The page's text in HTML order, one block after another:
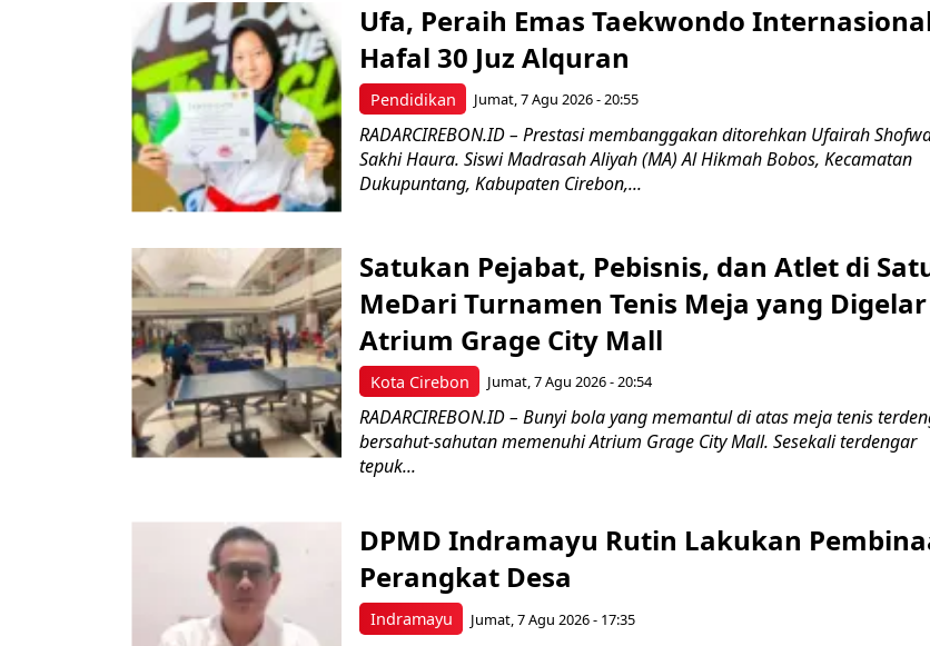
Pendidikan
Ufa, Peraih Emas Taekwondo
Hafal 30 Juz Alquran
Jumat, 7 Agu 2026 - 20:55
RADARCIREBON.ID – Prestasi membanggakan ditorehkan Ufairah
Sakhi Haura. Siswi Madrasah Aliyah (MA) Al Hikmah Bobos, Kecamatan
Dukupuntang, Kabupaten Cirebon,...
Kota Cirebon
Satukan Pejabat, Pebisnis, dan Atlet di
MeDari Turnamen Tenis Meja yang
Atrium Grage City Mall
Jumat, 7 Agu 2026 - 20:54
RADARCIREBON.ID – Bunyi bola yang memantul di atas meja tenis
bersahut-sahutan memenuhi Atrium Grage City Mall. Sesekali terdengar
tepuk...
Indramayu
DPMD Indramayu Rutin Lakukan
Perangkat Desa
Jumat, 7 Agu 2026 - 17:35